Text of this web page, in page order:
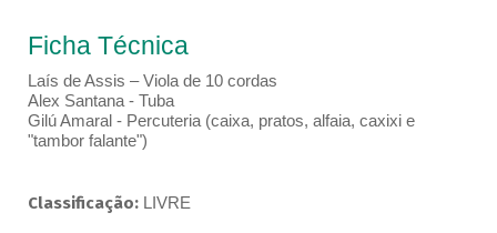
Ficha Técnica
Laís de Assis – Viola de 10 cordas
Alex Santana - Tuba
Gilú Amaral - Percuteria (caixa, pratos, alfaia, caxixi e
"tambor falante")
Classificação: LIVRE